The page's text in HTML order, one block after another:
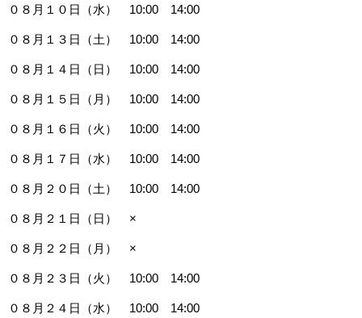
０８月１０日（水） 10:00 14:00
０８月１３日（土） 10:00 14:00
０８月１４日（日） 10:00 14:00
０８月１５日（月） 10:00 14:00
０８月１６日（火） 10:00 14:00
０８月１７日（水） 10:00 14:00
０８月２０日（土） 10:00 14:00
０８月２１日（日） ×
０８月２２日（月） ×
０８月２３日（火） 10:00 14:00
０８月２４日（水） 10:00 14:00